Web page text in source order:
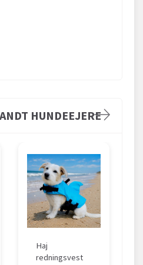
HUNDEEJERE
Haj
redningsvest